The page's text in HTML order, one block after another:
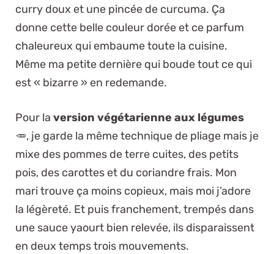
curry doux et une pincée de curcuma. Ça
donne cette belle couleur dorée et ce parfum
chaleureux qui embaume toute la cuisine.
Même ma petite dernière qui boude tout ce qui
est « bizarre » en redemande.
Pour la version végétarienne aux légumes
🥕, je garde la même technique de pliage mais je
mixe des pommes de terre cuites, des petits
pois, des carottes et du coriandre frais. Mon
mari trouve ça moins copieux, mais moi j’adore
la légèreté. Et puis franchement, trempés dans
une sauce yaourt bien relevée, ils disparaissent
en deux temps trois mouvements.